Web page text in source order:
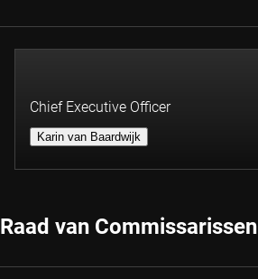
Chief Executive Officer
Karin van Baardwijk
Raad van Commissarissen